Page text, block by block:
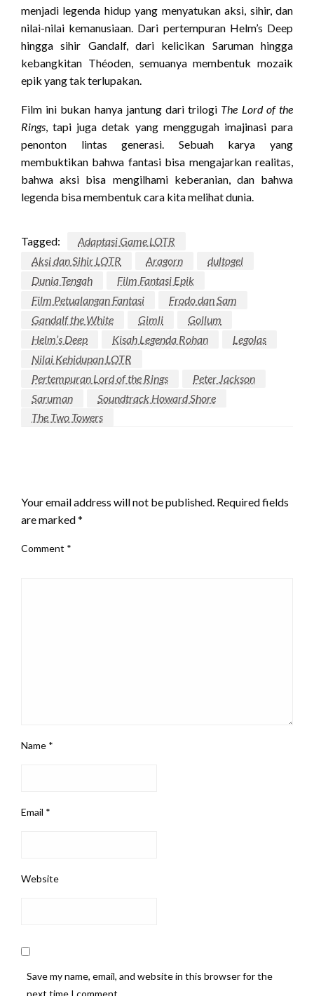
menjadi legenda hidup yang menyatukan aksi, sihir, dan
nilai-nilai kemanusiaan. Dari pertempuran Helm’s Deep
hingga sihir Gandalf, dari kelicikan Saruman hingga
kebangkitan Théoden, semuanya membentuk mozaik
epik yang tak terlupakan.
Film ini bukan hanya jantung dari trilogi The Lord of the
Rings, tapi juga detak yang menggugah imajinasi para
penonton lintas generasi. Sebuah karya yang
membuktikan bahwa fantasi bisa mengajarkan realitas,
bahwa aksi bisa mengilhami keberanian, dan bahwa
legenda bisa membentuk cara kita melihat dunia.
Tagged:
Adaptasi Game LOTR
Aksi dan Sihir LOTR
Aragorn
dultogel
Dunia Tengah
Film Fantasi Epik
Film Petualangan Fantasi
Frodo dan Sam
Gandalf the White
Gimli
Gollum
Helm’s Deep
Kisah Legenda Rohan
Legolas
Nilai Kehidupan LOTR
Pertempuran Lord of the Rings
Peter Jackson
Saruman
Soundtrack Howard Shore
The Two Towers
Your email address will not be published. Required fields
are marked*
Comment *
Name *
Email *
Website
Save my name, email, and website in this browser for the